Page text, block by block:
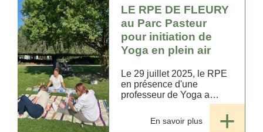
LE RPE DE FLEURY
au Parc Pasteur
pour initiation de
Yoga en plein air
Le 29 juillet 2025, le RPE
en présence d'une
professeur de Yoga a
d'initiation au yoga pour
touts petits. ...
En savoir plus